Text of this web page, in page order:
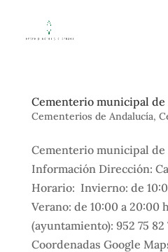
Cementerio municipal de
Cementerios de Andalucía,
Cementerio municipal de
Información Dirección:
Horario: Invierno: de
Verano: de 10:00 a 20:00
(ayuntamiento): 952 75
Coordenadas Google